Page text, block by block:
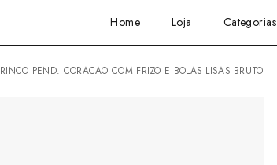
Home Loja Categorias
BRINCO PEND. CORACAO COM FRIZO E BOLAS LISAS BRUTO